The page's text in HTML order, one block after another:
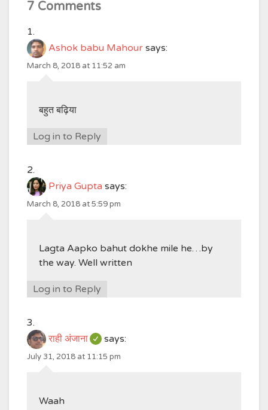
7 Comments
Ashok babu Mahour says:
March 8, 2018 at 11:52 am
बहुत बढ़िया
Log in to Reply
Priya Gupta says:
March 8, 2018 at 5:59 pm
Lagta Aapko bahut dokhe mile he…by
the way. Well written
Log in to Reply
राही अंजाना says:
July 31, 2018 at 11:15 pm
Waah